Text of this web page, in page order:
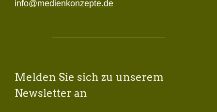
info@medienkonzepte.de
Melden Sie sich zu unserem
Newsletter an